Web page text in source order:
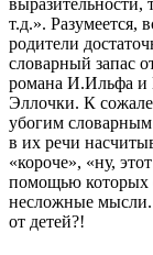
выразительности,
т.д.». Разумеется,
родители
словарный запас
романа И.Ильфа и
Эллочки. К
убогим
в их речи
«короче», «ну,
помощью которых
несложные
от детей?!